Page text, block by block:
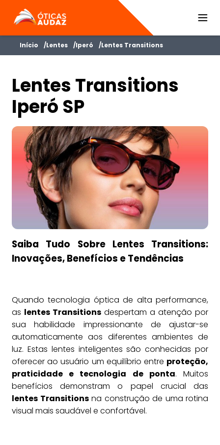
ÓTICAS AUDAZ
Início Lentes Iperó Lentes Transitions
Lentes Transitions
Iperó SP
Saiba Tudo Sobre Lentes Transitions:
Inovações, Benefícios e Tendências
Quando tecnologia óptica de alta performance,
as lentes Transitions despertam a atenção por
sua habilidade impressionante de ajustar-se
automaticamente aos diferentes ambientes de
luz. Estas lentes inteligentes são conhecidas por
oferecer ao usuário um equilíbrio entre proteção,
praticidade e tecnologia de ponta. Muitos
benefícios demonstram o papel crucial das
lentes Transitionsna construção de uma rotina
visual mais saudável e confortável.